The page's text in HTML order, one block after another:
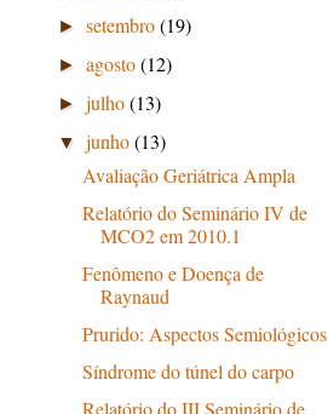
►setembro(19)
►agosto(12)
►julho(13)
▼junho(13)
Avaliação Geriátrica Ampla
Relatório do Seminário IV de
MCO2 em 2010.1
Fenômeno e Doença de
Raynaud
Prurido: Aspectos Semiológicos
Síndrome do túnel do carpo
Relatório do III Seminário de